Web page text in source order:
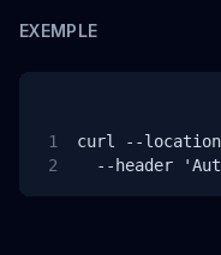
EXEMPLE
1
curl --location
2
--header